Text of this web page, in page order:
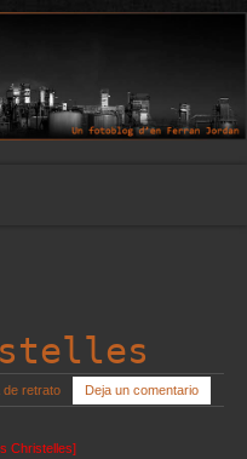
de retrato Deja un comentario
Christelles]